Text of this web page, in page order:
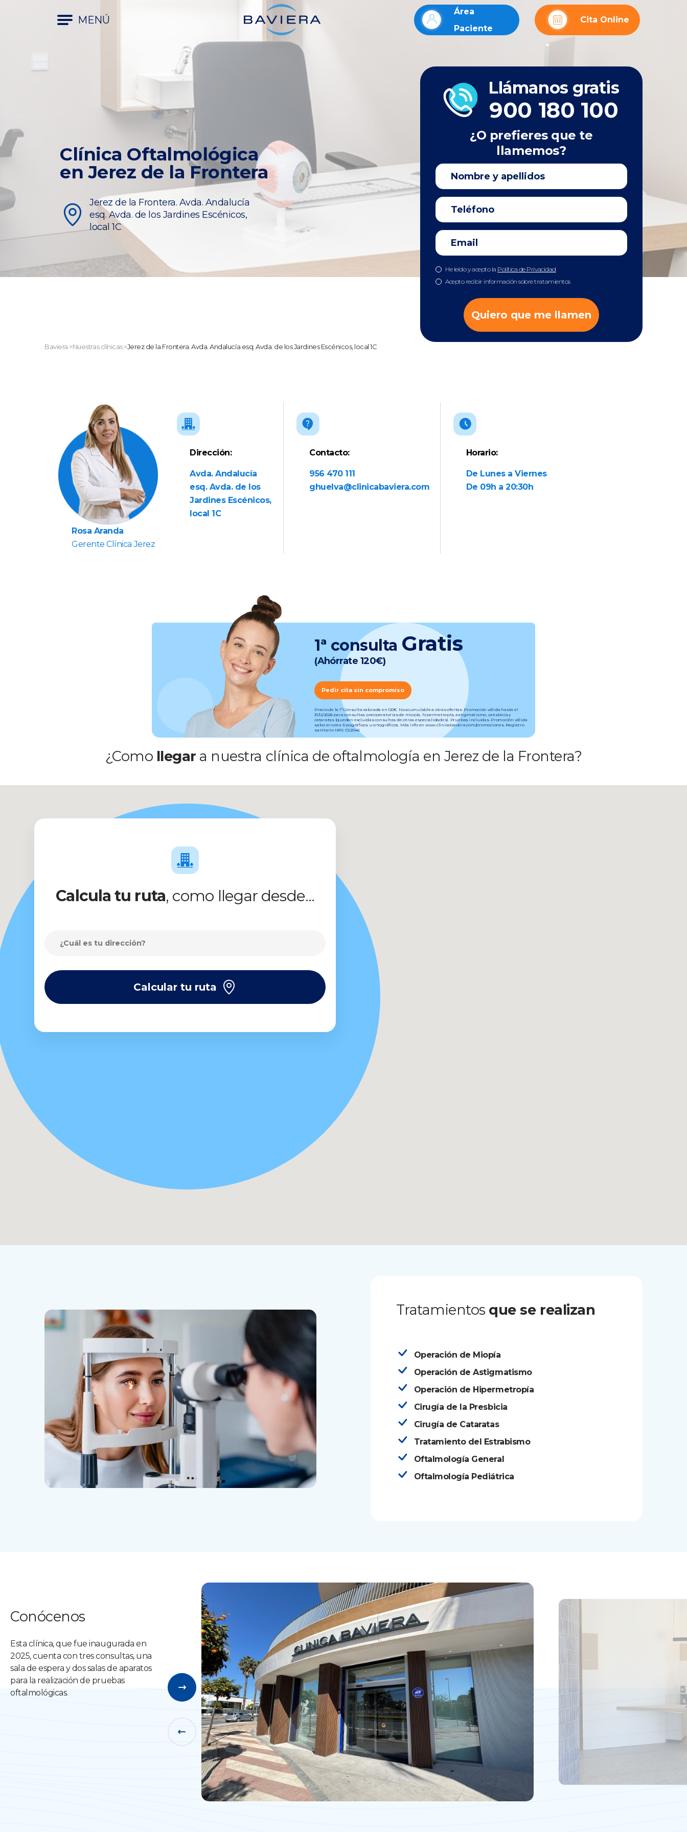
MENÚ
Área
Paciente
Cita Online
Clínica Oftalmológica
en Jerez de la Frontera
Jerez de la Frontera. Avda. Andalucía
esq. Avda. de los Jardines Escénicos,
local 1C
Llámanos gratis
900 180 100
¿O prefieres que te
llamemos?
He leído y acepto la Política de Privacidad
Acepto recibir información sobre tratamientos
Quiero que me llamen
Baviera >Nuestras clínicas>Jerez de la Frontera. Avda. Andalucía esq. Avda. de los Jardines Escénicos, local 1C
Rosa Aranda
Gerente Clínica Jerez
Dirección:
Avda. Andalucía
esq. Avda. de los
Jardines Escénicos,
local 1C
Contacto:
956 470 111
ghuelva@clinicabaviera.com
Horario:
De Lunes a Viernes
De 09h a 20:30h
1ª consulta Gratis
(Ahórrate 120€)
Pedir cita sin compromiso
Precio de la 1ª Consulta valorada en 120€. No acumulable a otras ofertas. Promoción válida hasta el
31/12/2026 para consultas preoperatorias de miopía, hipermetropía, astigmatismo, presbicia y
cataratas (quedan excluidas consultas de otras especialidades). Pruebas incluidas. Promoción válida
salvo errores tipográficos u ortográficos. Más info en www.clinicabaviera.com/promociones. Registro
sanitario NRS CS2046
¿Como llegar a nuestra clínica de oftalmología en Jerez de la Frontera?
Calcula tu ruta, como llegar desde...
Calcular tu ruta
Tratamientos que se realizan
Operación de Miopía
Operación de Astigmatismo
Operación de Hipermetropía
Cirugía de la Presbicia
Cirugía de Cataratas
Tratamiento del Estrabismo
Oftalmología General
Oftalmología Pediátrica
Conócenos
Esta clínica, que fue inaugurada en
2025, cuenta con tres consultas, una
sala de espera y dos salas de aparatos
para la realización de pruebas
oftalmológicas.